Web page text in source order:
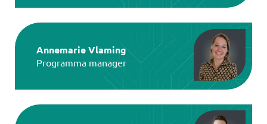
Annemarie Vlaming
Programma manager